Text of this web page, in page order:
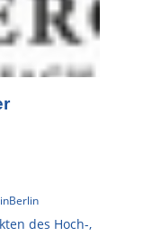
Berlin
des Hoch-,